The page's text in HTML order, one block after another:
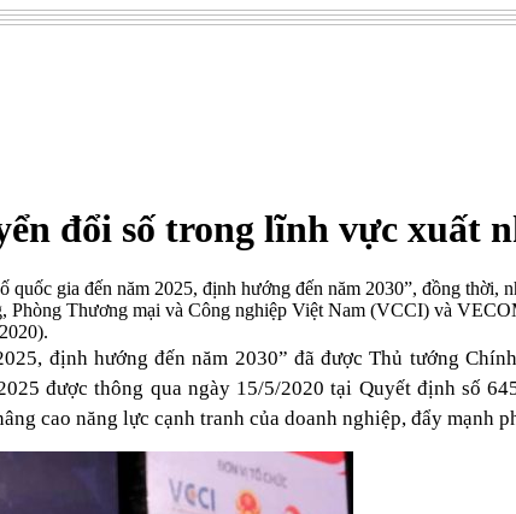
đổi số trong lĩnh vực xuất
quốc gia đến năm 2025, định hướng đến năm 2030”, đồng
Thương mại và Công nghiệp Việt Nam (VCCI) và
định hướng đến năm 2030” đã được Thủ tướng
được thông qua ngày 15/5/2020 tại Quyết định số
cao năng lực cạnh tranh của doanh nghiệp, đẩy mạnh